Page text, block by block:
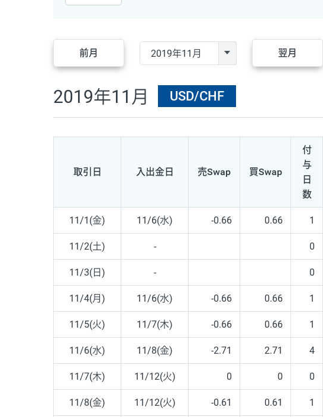
前月 翌月
2019年11月 USD/CHF
取引日 入出金日 売Swap 買Swap
付
与
日
数
11/1(金) 11/6(水) -0.66 0.66 1
11/2(土) - 0
11/3(日) - 0
11/4(月) 11/6(水) -0.66 0.66 1
11/5(火) 11/7(木) -0.66 0.66 1
11/6(水) 11/8(金) -2.71 2.71 4
11/7(木) 11/12(火) 0 0 0
11/8(金) 11/12(火) -0.61 0.61 1